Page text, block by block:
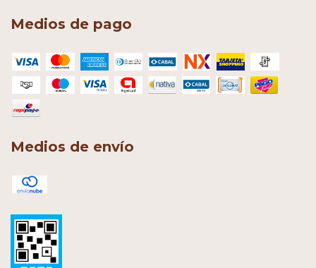
Medios de pago
Medios de envío